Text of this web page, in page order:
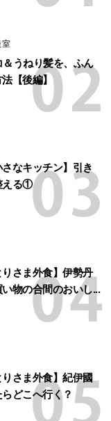
うねり髪を、ふん
【後編】
さなキッチン】引き
える①
りさま外食】伊勢丹
物の合間のおいし...
りさま外食】紀伊國
らどこへ行く？